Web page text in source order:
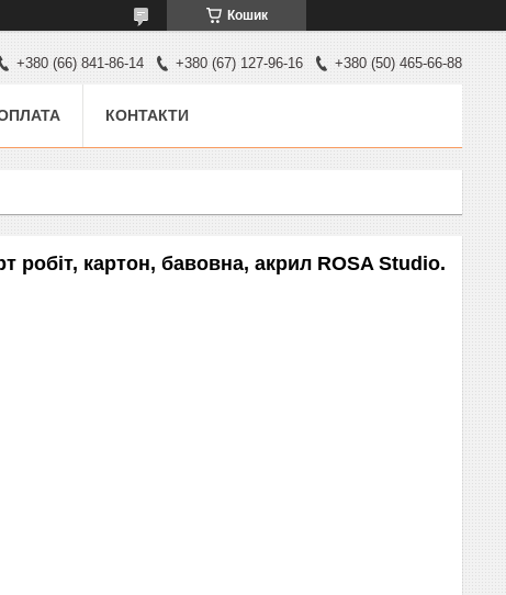
Кошик
+380 (66) 841-86-14 +380 (67) 127-96-16 +380 (50) 465-66-88
КОНТАКТИ
робіт, картон, бавовна, акрил ROSA Studio.